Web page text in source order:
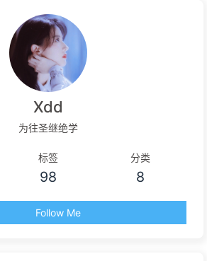
Xdd
为往圣继绝学
标签
98
分类
8
Follow Me